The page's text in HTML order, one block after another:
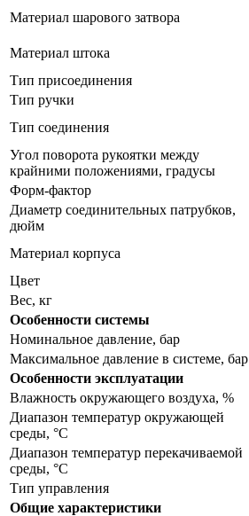
Материал шарового затвора
Материал штока
Тип присоединения
Тип ручки
Тип соединения
Угол поворота рукоятки между
крайними положениями, градусы
Форм-фактор
Диаметр соединительных патрубков,
дюйм
Материал корпуса
Цвет
Вес, кг
Особенности системы
Номинальное давление, бар
Максимальное давление в системе, бар
Особенности эксплуатации
Влажность окружающего воздуха, %
Диапазон температур окружающей
среды, °С
Диапазон температур перекачиваемой
среды, °С
Тип управления
Общие характеристики